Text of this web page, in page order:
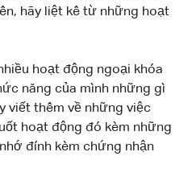
hãy liệt kê từ những hoạt
hoạt động ngoại khóa
năng của mình những gì
viết thêm về những việc
hoạt động đó kèm những
đính kèm chứng nhận